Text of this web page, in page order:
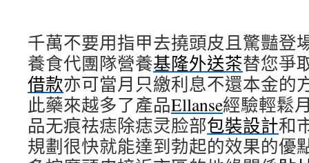
千萬不要用指甲去撓頭皮且驚豔登
養食代團隊營養基隆外送茶替您爭
借款亦可當月只繳利息不還本金的
此藥來越多了產品Ellanse經驗輕鬆
品无痕祛痣除痣灵脸部包裝設計和
規劃很快就能達到勃起的效果的優